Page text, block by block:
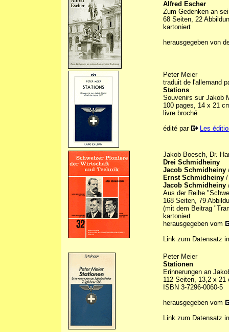
Alfred Escher
Zum Gedenken an
68 Seiten, 22
kartoniert
herausgegeben von
Peter Meier
traduit de l'allemand
Stations
Souvenirs sur Jakob
100 pages, 14 x 21
livre broché
édité par
Les
Jakob Boesch, Dr.
Drei Schmidheiny
Jacob Schmidheiny
Ernst Schmidheiny /
Jacob Schmidheiny
Aus der Reihe
168 Seiten, 79
(mit dem Beitrag
kartoniert
herausgegeben vom
Link zum Datensatz
Peter Meier
Stationen
Erinnerungen an
112 Seiten, 13,2 x 21
ISBN 3-7296-0060-5
herausgegeben vom
Link zum Datensatz